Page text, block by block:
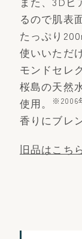
るので肌表
たっぷり
使いいただ
モンドセレ
桜島の天然
使用。
※2006
香りにブレ
旧品はこち